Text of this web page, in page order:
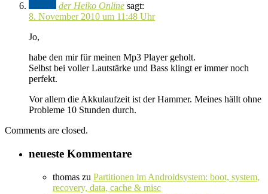
der Heiko Online sagt:
8. November 2010 um 11:48 Uhr
Jo,
habe den mir für meinen Mp3 Player geholt.
Selbst bei voller Lautstärke und Bass klingt er immer noch
perfekt.
Vor allem die Akkulaufzeit ist der Hammer. Meines hällt ohne
Probleme 10 Stunden durch.
Comments are closed.
neueste Kommentare
thomas zu Partitionen im Androidsystem: boot, system,
recovery, data, cache & misc